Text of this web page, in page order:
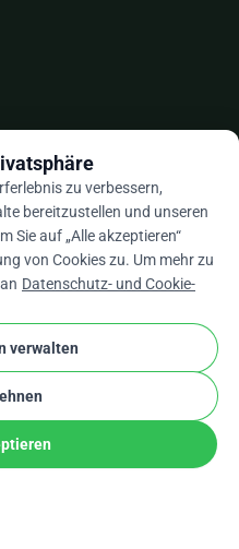
zu verbessern,
bereitzustellen und unseren
Sie auf „Alle akzeptieren“
von Cookies zu. Um mehr zu
Datenschutz- und Cookie-
verwalten